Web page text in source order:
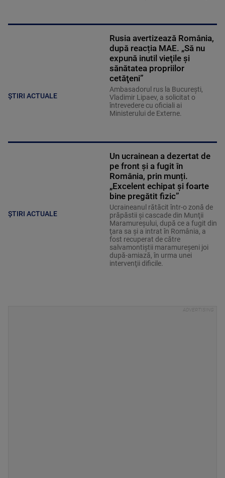
ȘTIRI ACTUALE
Rusia avertizează România,
după reacția MAE. „Să nu
expună inutil vieţile şi
sănătatea propriilor
cetăţeni”
Ambasadorul rus la Bucureşti,
Vladimir Lipaev, a solicitat o
întrevedere cu oficiali ai
Ministerului de Externe.
ȘTIRI ACTUALE
Un ucrainean a dezertat de
pe front și a fugit în
România, prin munți.
„Excelent echipat şi foarte
bine pregătit fizic”
Ucraineanul rătăcit într-o zonă de
prăpăstii şi cascade din Munţii
Maramureşului, după ce a fugit din
ţara sa şi a intrat în România, a
fost recuperat de către
salvamontiştii maramureşeni joi
după-amiază, în urma unei
intervenţii dificile.